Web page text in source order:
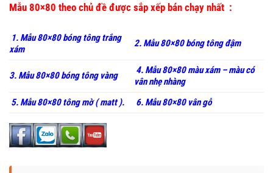
Mẫu 80×80 theo chủ đề được sắp xếp bán chạy nhất :
1. Mẫu 80×80 bóng tông trắng
xám
2. Mẫu 80×80 bóng tông đậm
3. Mẫu 80×80 bóng tông vàng
4. Mẫu 80×80 màu xám – màu có
vân nhẹ nhàng
5. Mẫu 80×80 tông mờ ( matt ).
6. Mẫu 80×80 vân gỗ